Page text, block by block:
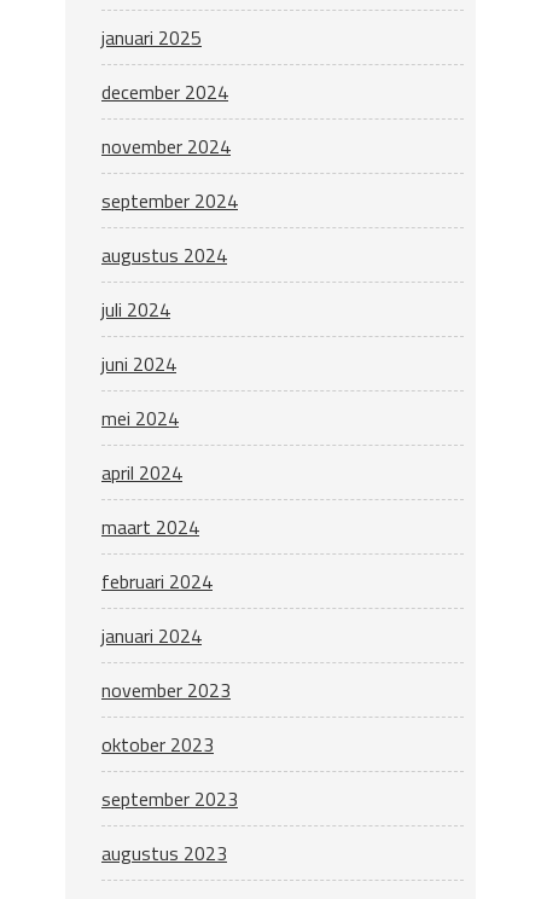
januari 2025
december 2024
november 2024
september 2024
augustus 2024
juli 2024
juni 2024
mei 2024
april 2024
maart 2024
februari 2024
januari 2024
november 2023
oktober 2023
september 2023
augustus 2023